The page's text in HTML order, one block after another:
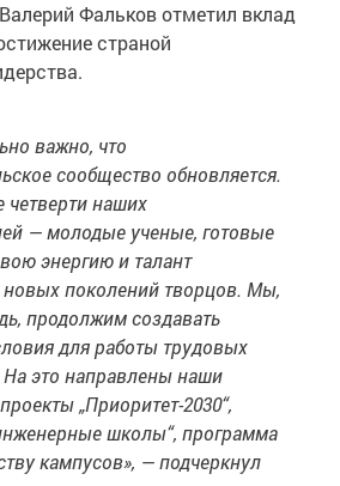
Фальков отметил вклад
страной
важно, что
сообщество обновляется.
четверти наших
— молодые ученые, готовые
энергию и талант
новых поколений творцов. Мы,
продолжим создавать
для работы трудовых
На это направлены наши
„Приоритет-2030“,
школы“, программа
кампусов», — подчеркнул